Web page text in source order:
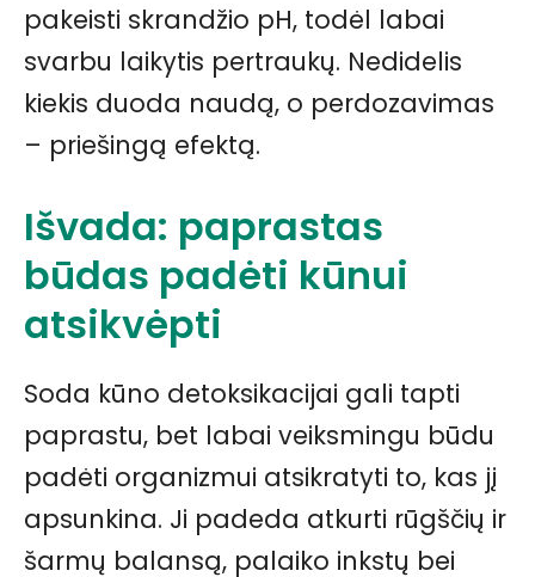
pakeisti skrandžio pH, todėl labai
svarbu laikytis pertraukų. Nedidelis
kiekis duoda naudą, o perdozavimas
– priešingą efektą.
Išvada: paprastas
būdas padėti kūnui
atsikvėpti
Soda kūno detoksikacijai gali tapti
paprastu, bet labai veiksmingu būdu
padėti organizmui atsikratyti to, kas jį
apsunkina. Ji padeda atkurti rūgščių ir
šarmų balansą, palaiko inkstų bei